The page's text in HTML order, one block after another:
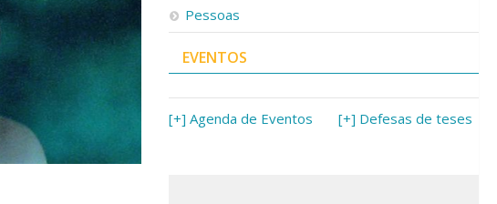
Pessoas
EVENTOS
[+] Agenda de Eventos [+] Defesas de teses